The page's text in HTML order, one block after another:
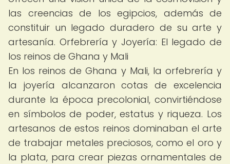
las creencias de los egipcios, además de
constituir un legado duradero de su arte y
artesanía. Orfebrería y Joyería: El legado de
los reinos de Ghana y Mali
En los reinos de Ghana y Mali, la orfebrería y
la joyería alcanzaron cotas de excelencia
durante la época precolonial, convirtiéndose
en símbolos de poder, estatus y riqueza. Los
artesanos de estos reinos dominaban el arte
de trabajar metales preciosos, como el oro y
la plata, para crear piezas ornamentales de